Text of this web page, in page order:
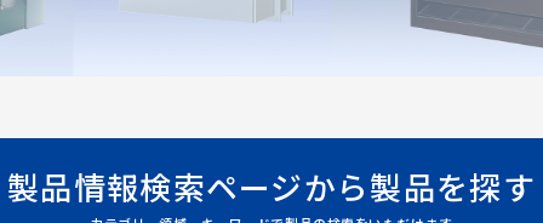
製品情報検索ページから製品を探す